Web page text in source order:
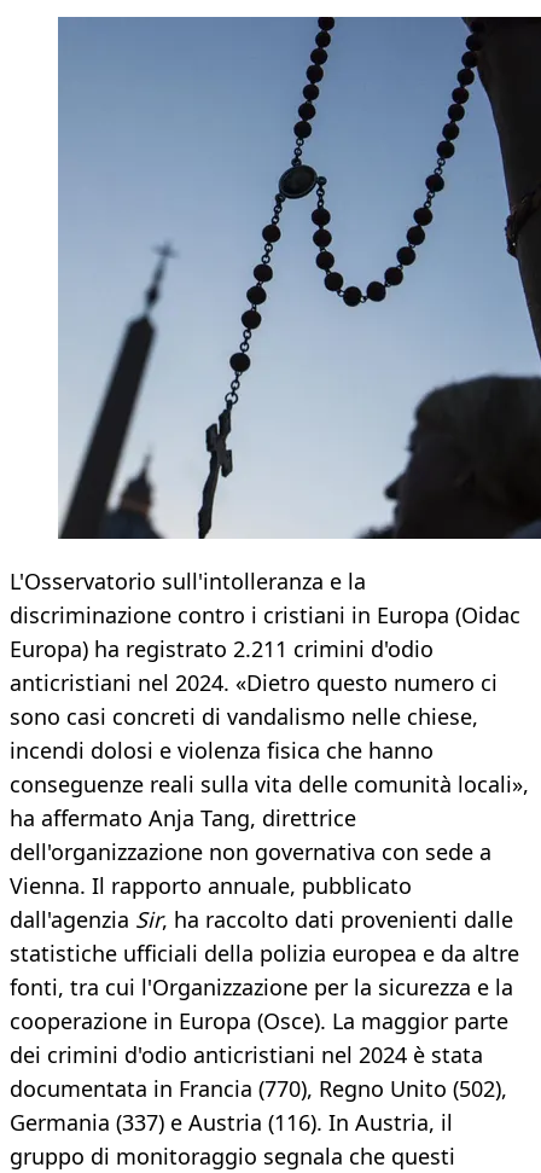
L'Osservatorio sull'intolleranza e la
discriminazione contro i cristiani in Europa (Oidac
Europa) ha registrato 2.211 crimini d'odio
anticristiani nel 2024. «Dietro questo numero ci
sono casi concreti di vandalismo nelle chiese,
incendi dolosi e violenza fisica che hanno
conseguenze reali sulla vita delle comunità locali»,
ha affermato Anja Tang, direttrice
dell'organizzazione non governativa con sede a
Vienna. Il rapporto annuale, pubblicato
dall'agenzia Sir, ha raccolto dati provenienti dalle
statistiche ufficiali della polizia europea e da altre
fonti, tra cui l'Organizzazione per la sicurezza e la
cooperazione in Europa (Osce). La maggior parte
dei crimini d'odio anticristiani nel 2024 è stata
documentata in Francia (770), Regno Unito (502),
Germania (337) e Austria (116). In Austria, il
gruppo di monitoraggio segnala che questi